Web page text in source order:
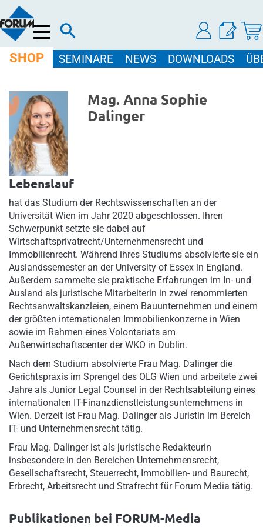
Menü
SHOP SEMINARE NEWS DOWNLOADS
Mag. Anna Sophie
Dalinger
Lebenslauf
hat das Studium der Rechtswissenschaften an der
Universität Wien im Jahr 2020 abgeschlossen. Ihren
Schwerpunkt setzte sie dabei auf
Wirtschaftsprivatrecht/Unternehmensrecht und
Immobilienrecht. Während ihres Studiums absolvierte sie ein
Auslandssemester an der University of Essex in England.
Außerdem sammelte sie praktische Erfahrungen im In- und
Ausland als juristische Mitarbeiterin in zwei renommierten
Rechtsanwaltskanzleien, einem Bauunternehmen und einem
der größten internationalen Immobilienkonzerne in Wien
sowie im Rahmen eines Volontariats am
Außenwirtschaftscenter der WKO in Dublin.
Nach dem Studium absolvierte Frau Mag. Dalinger die
Gerichtspraxis im Sprengel des OLG Wien und arbeitete zwei
Jahre als Junior Legal Counsel in der Rechtsabteilung eines
internationalen IT-Finanzdienstleistungsunternehmens in
Wien. Derzeit ist Frau Mag. Dalinger als Juristin im Bereich
IT- und Unternehmensrecht tätig.
Frau Mag. Dalinger ist als juristische Redakteurin
insbesondere in den Bereichen Unternehmensrecht,
Gesellschaftsrecht, Steuerrecht, Immobilien- und Baurecht,
Erbrecht, Arbeitsrecht und Strafrecht für Forum Media tätig.
Publikationen bei FORUM-Media